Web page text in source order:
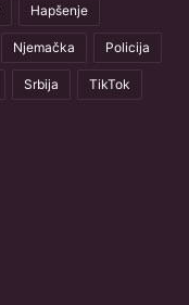
Hapšenje
Njemačka Policija
Srbija TikTok